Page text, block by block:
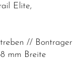
Elite,
// Bontrager
mm Breite